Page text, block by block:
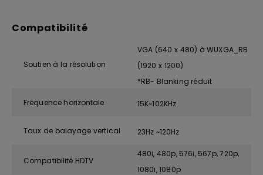
Compatibilité
Soutien à la résolution
VGA (640 x 480) à WUXGA_RB
(1920 x 1200)
*RB- Blanking réduit
Fréquence horizontale 15K~102KHz
Taux de balayage vertical 23Hz ~120Hz
Compatibilité HDTV
480i, 480p, 576i, 567p, 720p,
1080i, 1080p